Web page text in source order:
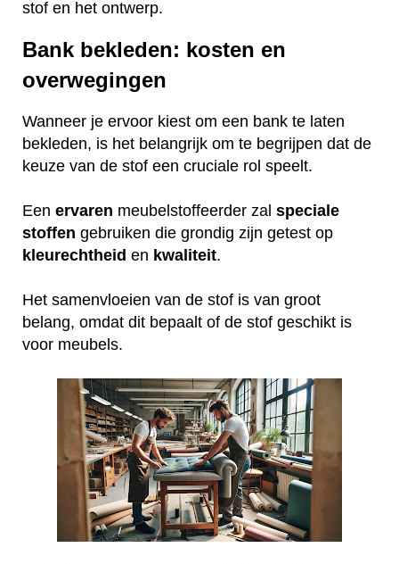
stof en het ontwerp.
Bank bekleden: kosten en
overwegingen
Wanneer je ervoor kiest om een bank te laten
bekleden, is het belangrijk om te begrijpen dat de
keuze van de stof een cruciale rol speelt.
Een ervaren meubelstoffeerder zal speciale
stoffen gebruiken die grondig zijn getest op
kleurechtheid en kwaliteit.
Het samenvloeien van de stof is van groot
belang, omdat dit bepaalt of de stof geschikt is
voor meubels.